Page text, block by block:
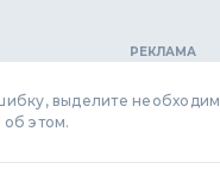
выделите
этом.